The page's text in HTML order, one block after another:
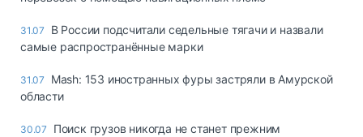
31.07
В России подсчитали седельные тягачи и назвали
самые распространённые марки
31.07
Mash: 153 иностранных фуры застряли в Амурской
области
30.07 Поиск грузов никогда не станет прежним